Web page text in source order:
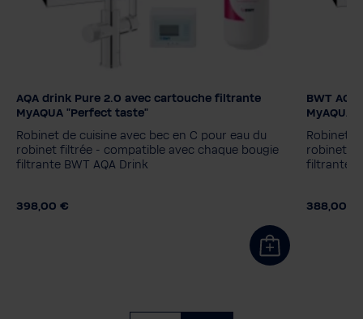
Filter cartridge
MyAQUA Perfect Taste
MyAQUA Taste
ZINC + MP200
AQA drink Pure 2.0 avec cartouche filtrante
MyAQUA "Perfect taste"
Robinet de cuisine avec bec en C pour eau du
robinet filtrée - compatible avec chaque bougie
filtrante BWT AQA Drink
398,00 €
Filter
BWT
MyAQUA
Robinet
robinet
filtrante
388,00 €